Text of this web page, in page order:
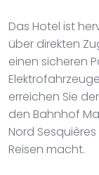
Das Hotel ist
über direkten
einen sicheren
erreichen Sie
den Bahnhof
Nord
Reisen macht.